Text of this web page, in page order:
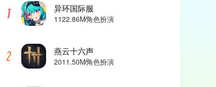
异环国际服
1122.86M角色扮演
燕云十六声
2011.50M角色扮演